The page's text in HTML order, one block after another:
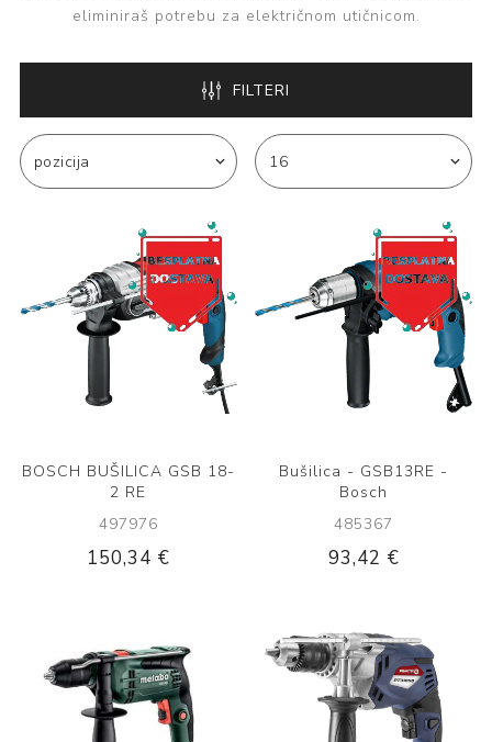
eliminiraš potrebu za električnom utičnicom.
FILTERI
BOSCH BUŠILICA GSB 18-
2 RE
497976
150,34 €
Bušilica - GSB13RE -
Bosch
485367
93,42 €